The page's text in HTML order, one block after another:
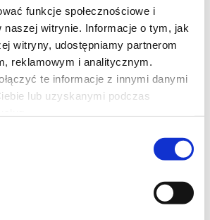
funkcje społecznościowe i
naszej witrynie. Informacje o tym, jak
witryny, udostępniamy partnerom
reklamowym i analitycznym.
te informacje z innymi danymi
lub uzyskanymi podczas